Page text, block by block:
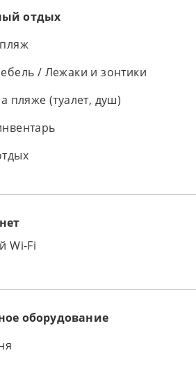
отдых
/ Лежаки и зонтики
пляже (туалет, душ)
Wi-Fi
оборудование